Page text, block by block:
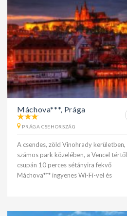
Máchova***, Prága
PRÁGA CSEHORSZÁG
A csendes, zöld Vinohrady kerületben,
számos park közelében, a Vencel tértől
csupán 10 perces sétányira fekvő
Máchova*** ingyenes Wi-Fi-vel és